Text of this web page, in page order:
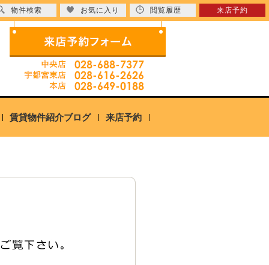
賃貸物件紹介ブログ 来店予約
物件検索 お気に入り 閲覧履歴 来店予約